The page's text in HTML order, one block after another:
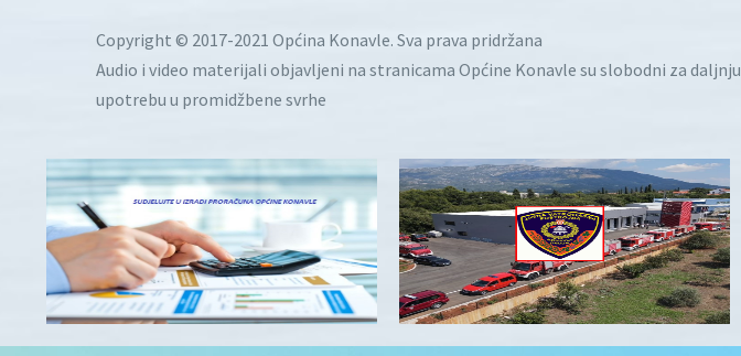
Copyright © 2017-2021 Općina Konavle. Sva prava pridržana
Audio i video materijali objavljeni na stranicama Općine Konavle su slobodni za daljnju
upotrebu u promidžbene svrhe